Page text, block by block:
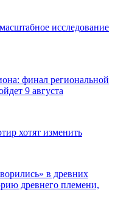
исследование
финал региональной
9 августа
хотят изменить
в древних
древнего племени,